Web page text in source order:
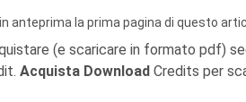
anteprima la prima pagina di questo
(e scaricare in formato pdf)
Acquista Download Credits per